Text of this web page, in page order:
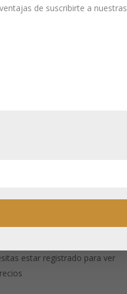
un juego
azul,
estar registrado para ver
de suscribirte a nuestras